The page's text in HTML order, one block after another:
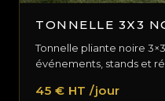
TONNELLE 3X3
Tonnelle pliante noire
événements, stands et
45 € HT /jour